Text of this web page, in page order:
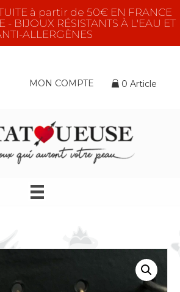
à partir de 50€ EN FRANCE
- BIJOUX RÉSISTANTS À L'EAU ET
ALLERGÈNES
MON COMPTE 0 Article